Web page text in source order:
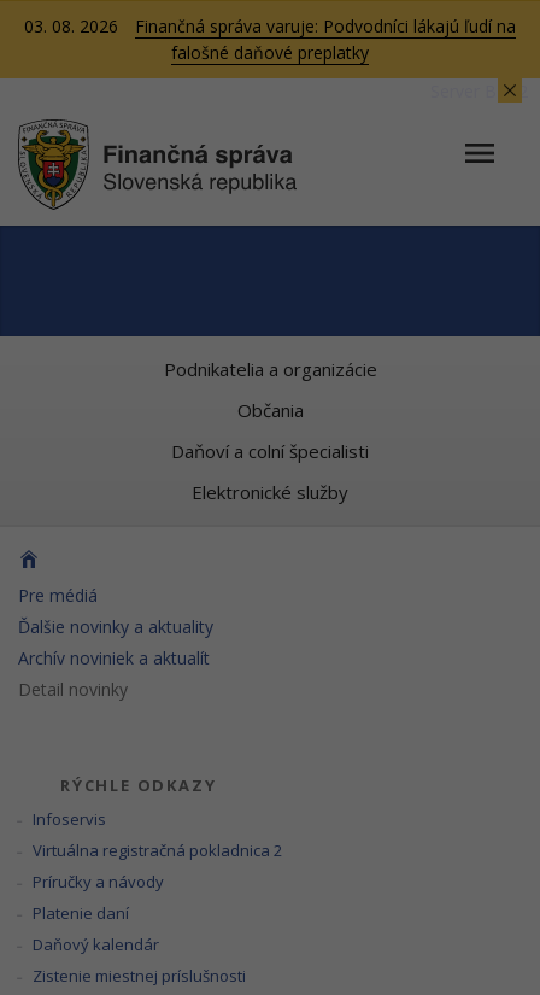
03. 08. 2026
Finančná správa varuje: Podvodníci lákajú ľudí na
falošné daňové preplatky
Server BB02
Podnikatelia a organizácie
Občania
Daňoví a colní špecialisti
Elektronické služby
Pre médiá
Ďalšie novinky a aktuality
Archív noviniek a aktualít
Detail novinky
RÝCHLE ODKAZY
Infoservis
Virtuálna registračná pokladnica 2
Príručky a návody
Platenie daní
Daňový kalendár
Zistenie miestnej príslušnosti